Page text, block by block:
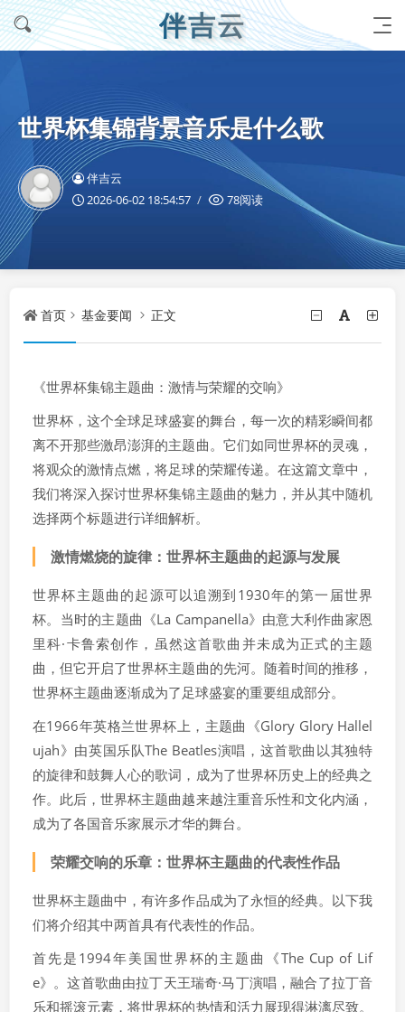
伴吉云
世界杯集锦背景音乐是什么歌
伴吉云
2026-06-02 18:54:57
78阅读
首页 基金要闻 正文
《世界杯集锦主题曲：激情与荣耀的交响》
世界杯，这个全球足球盛宴的舞台，每一次的精彩瞬间都
离不开那些激昂澎湃的主题曲。它们如同世界杯的灵魂，
将观众的激情点燃，将足球的荣耀传递。在这篇文章中，
我们将深入探讨世界杯集锦主题曲的魅力，并从其中随机
选择两个标题进行详细解析。
激情燃烧的旋律：世界杯主题曲的起源与发展
世界杯主题曲的起源可以追溯到1930年的第一届世界
杯。当时的主题曲《La Campanella》由意大利作曲家恩
里科·卡鲁索创作，虽然这首歌曲并未成为正式的主题
曲，但它开启了世界杯主题曲的先河。随着时间的推移，
世界杯主题曲逐渐成为了足球盛宴的重要组成部分。
在1966年英格兰世界杯上，主题曲《Glory Glory Hallel
ujah》由英国乐队The Beatles演唱，这首歌曲以其独特
的旋律和鼓舞人心的歌词，成为了世界杯历史上的经典之
作。此后，世界杯主题曲越来越注重音乐性和文化内涵，
成为了各国音乐家展示才华的舞台。
荣耀交响的乐章：世界杯主题曲的代表性作品
世界杯主题曲中，有许多作品成为了永恒的经典。以下我
们将介绍其中两首具有代表性的作品。
首先是1994年美国世界杯的主题曲《The Cup of Lif
e》。这首歌曲由拉丁天王瑞奇·马丁演唱，融合了拉丁音
乐和摇滚元素，将世界杯的热情和活力展现得淋漓尽致。